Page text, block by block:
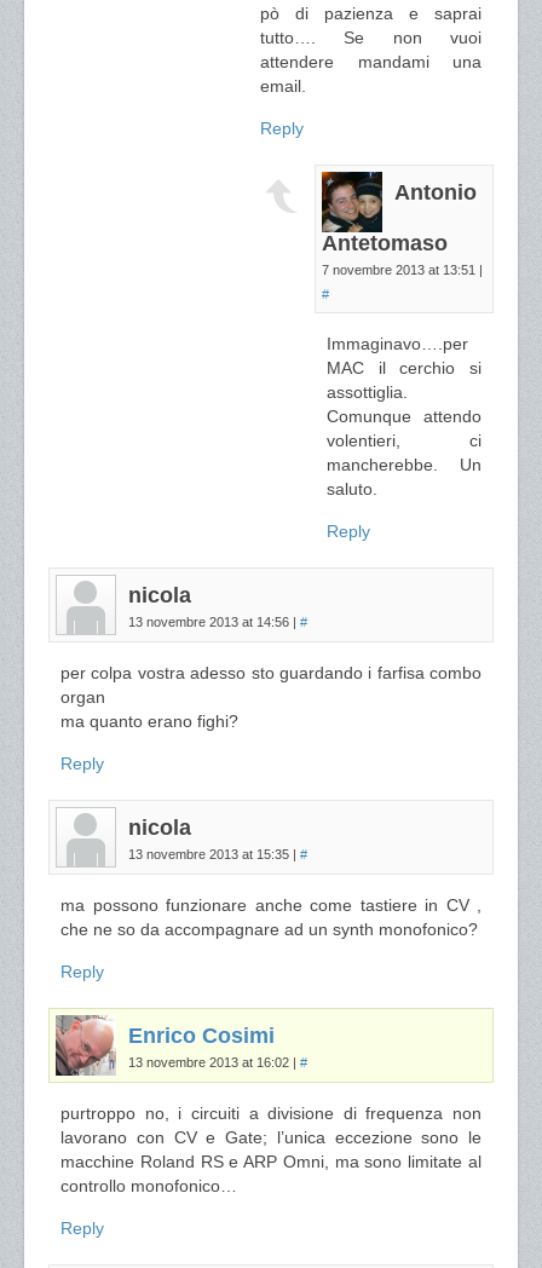
pò di pazienza e saprai
tutto…. Se non vuoi
attendere mandami una
email.
Reply
Antonio
Antetomaso
7 novembre 2013 at 13:51 |
#
Immaginavo….per
MAC il cerchio si
assottiglia.
Comunque attendo
volentieri, ci
mancherebbe. Un
saluto.
Reply
nicola
13 novembre 2013 at 14:56 | #
per colpa vostra adesso sto guardando i farfisa combo
organ
ma quanto erano fighi?
Reply
nicola
13 novembre 2013 at 15:35 | #
ma possono funzionare anche come tastiere in CV ,
che ne so da accompagnare ad un synth monofonico?
Reply
Enrico Cosimi
13 novembre 2013 at 16:02 | #
purtroppo no, i circuiti a divisione di frequenza non
lavorano con CV e Gate; l’unica eccezione sono le
macchine Roland RS e ARP Omni, ma sono limitate al
controllo monofonico…
Reply